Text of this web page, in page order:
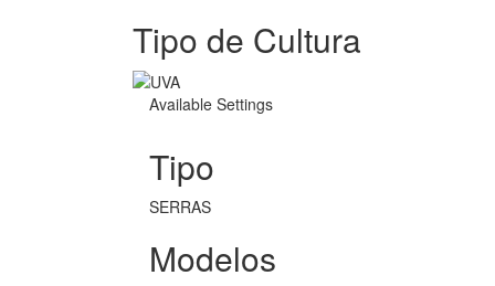
Tipo de Cultura
Available Settings
Tipo
SERRAS
Modelos